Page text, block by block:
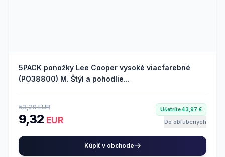
5PACK ponožky Lee Cooper vysoké viacfarebné
(PO38800) M. Štýl a pohodlie...
53,29 EUR
9,32 EUR
Ušetríte 43,97 €
Do obľúbených
Kúpiť v obchode